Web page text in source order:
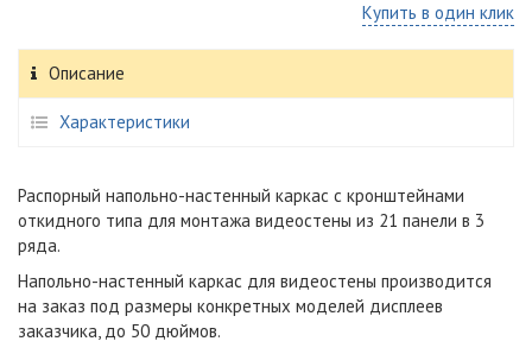
Купить в один клик
Описание
Характеристики
Распорный напольно-настенный каркас с кронштейнами
откидного типа для монтажа видеостены из 21 панели в 3
ряда.
Напольно-настенный каркас для видеостены производится
на заказ под размеры конкретных моделей дисплеев
заказчика, до 50 дюймов.